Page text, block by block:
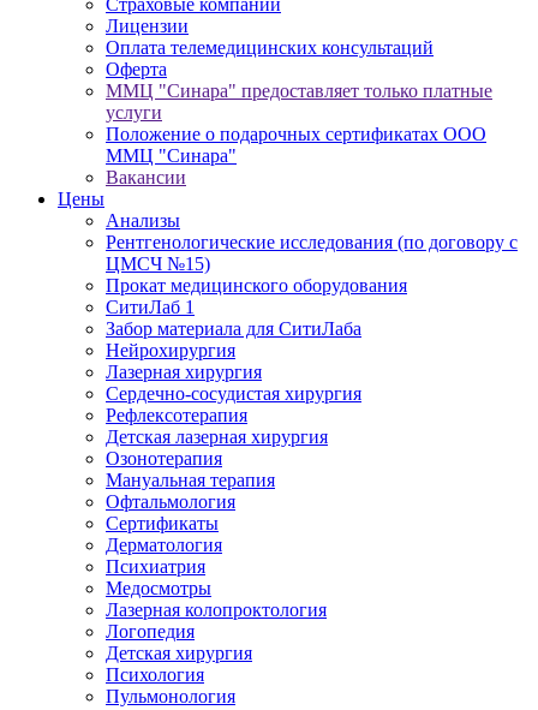
Cтраховые компании
Лицензии
Оплата телемедицинских консультаций
Оферта
ММЦ "Синара" предоставляет только платные
услуги
Положение о подарочных сертификатах ООО
ММЦ "Синара"
Вакансии
Цены
Анализы
Рентгенологические исследования (по договору с
ЦМСЧ №15)
Прокат медицинского оборудования
СитиЛаб 1
Забор материала для СитиЛаба
Нейрохирургия
Лазерная хирургия
Сердечно-сосудистая хирургия
Рефлексотерапия
Детская лазерная хирургия
Озонотерапия
Мануальная терапия
Офтальмология
Сертификаты
Дерматология
Психиатрия
Медосмотры
Лазерная колопроктология
Логопедия
Детская хирургия
Психология
Пульмонология